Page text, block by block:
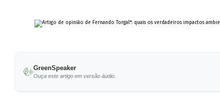
GreenSpeaker
Ouça este artigo em versão áudio.